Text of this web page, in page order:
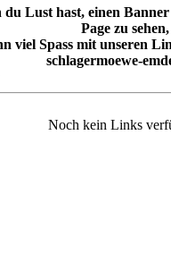
du Lust hast, einen
Page zu sehen,
viel Spass mit unseren
schlagermoewe-
Noch kein Links